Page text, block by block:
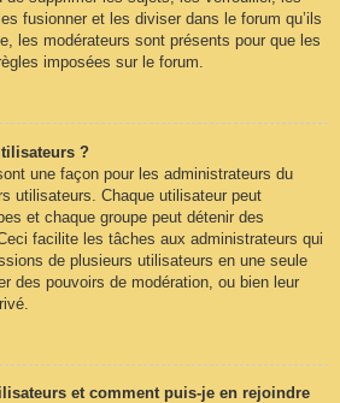
fusionner et les diviser dans le forum qu’ils
les modérateurs sont présents pour que les
imposées sur le forum.
?
une façon pour les administrateurs du
utilisateurs. Chaque utilisateur peut
et chaque groupe peut détenir des
facilite les tâches aux administrateurs qui
de plusieurs utilisateurs en une seule
des pouvoirs de modération, ou bien leur
et comment puis-je en rejoindre